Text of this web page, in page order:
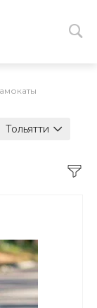
Тольятти